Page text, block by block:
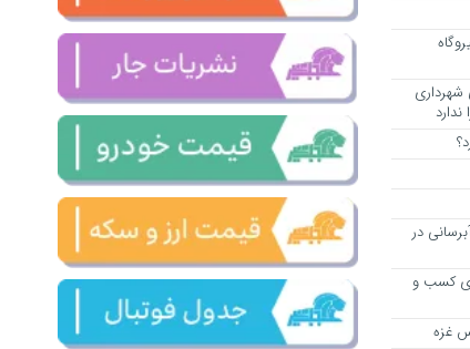
شهرداری
آبرسانی در
کسب و
غزه